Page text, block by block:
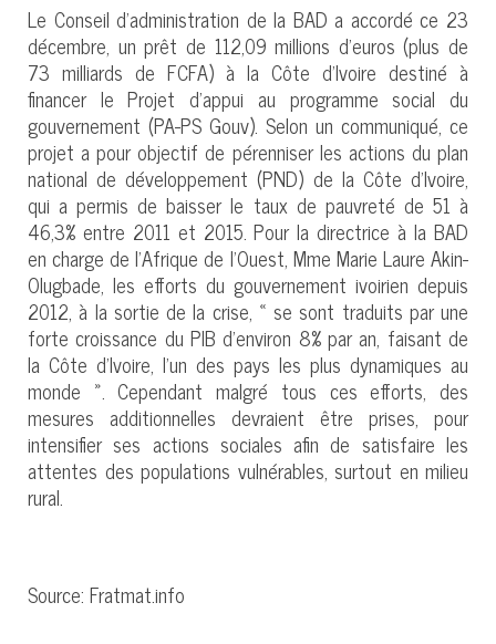
Le Conseil d’administration de la BAD a accordé ce 23
décembre, un prêt de 112,09 millions d’euros (plus de
73 milliards de FCFA) à la Côte d’Ivoire destiné à
financer le Projet d’appui au programme social du
gouvernement (PA-PS Gouv). Selon un communiqué, ce
projet a pour objectif de pérenniser les actions du plan
national de développement (PND) de la Côte d’Ivoire,
qui a permis de baisser le taux de pauvreté de 51 à
46,3% entre 2011 et 2015. Pour la directrice à la BAD
en charge de l’Afrique de l’Ouest, Mme Marie Laure Akin-
Olugbade, les efforts du gouvernement ivoirien depuis
2012, à la sortie de la crise, « se sont traduits par une
forte croissance du PIB d’environ 8% par an, faisant de
la Côte d’Ivoire, l’un des pays les plus dynamiques au
monde ». Cependant malgré tous ces efforts, des
mesures additionnelles devraient être prises, pour
intensifier ses actions sociales afin de satisfaire les
attentes des populations vulnérables, surtout en milieu
rural.
Source: Fratmat.info